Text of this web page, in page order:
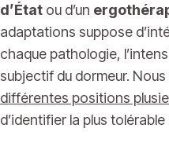
d’État ou d’un
adaptations suppose
chaque pathologie,
subjectif du dormeur.
différentes positions
d’identifier la plus